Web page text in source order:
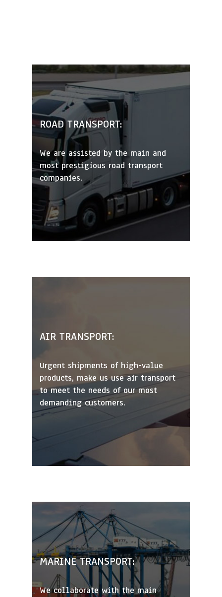
ROAD TRANSPORT:
We are assisted by the main and
most prestigious road transport
companies.
AIR TRANSPORT:
Urgent shipments of high-value
products, make us use air transport
to meet the needs of our most
demanding customers.
MARINE TRANSPORT:
We collaborate with the main